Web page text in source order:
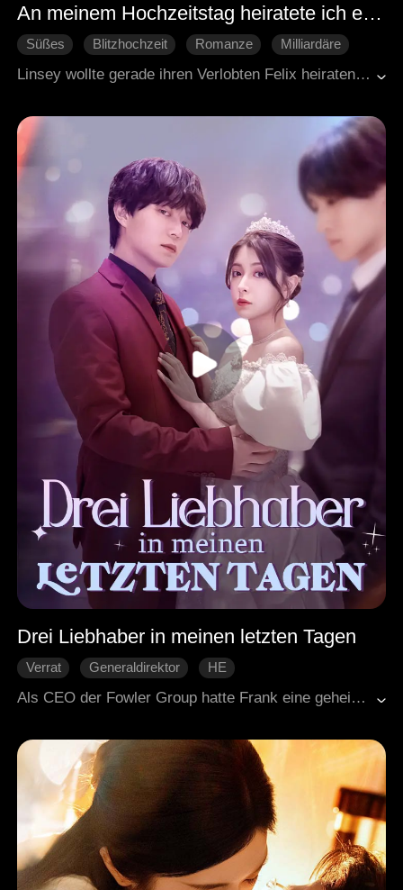
An meinem Hochzeitstag heiratete ich einen Fremden
Süßes Blitzhochzeit Romanze
Milliardäre
Linsey wollte gerade ihren Verlobten Felix heiraten, als er sie am Altar stehen ließ, nur weil eine andere Frau ihn anrief. Gedemütigt und am Boden zerstört erreichte sie ihren Tiefpunkt. Doch Linsey weinte nicht. Sie verließ die Kirche und heiratete den ersten Mann, den sie sah. Und wie es das Schicksal wollte, war er der mächtigste Mann der Stadt...
Drei Liebhaber in meinen letzten Tagen
Verrat Generaldirektor
HE
Als CEO der Fowler Group hatte Frank eine geheime Geliebte, Dina, die fünf Jahre lang an seiner Seite war. Doch am Tag seiner Verlobung stieß er sie grausam ab. Gleichzeitig teilte der Arzt ihr mit, dass sie sich im Endstadium einer Herzinsuffizienz befand und nur noch drei Monate zu leben hatte. Dinas Leben stürzte in eine tiefe Depression, und sie verlor jeglichen Lebenswillen. Inmitten dieses Aufruhrs begannen drei unterschiedliche Männer, sie zu umwerben. Wird Dina einen Weg finden, sich aus diesem neuen Sturm zu befreien, oder wird er sie vollkommen zerstören?